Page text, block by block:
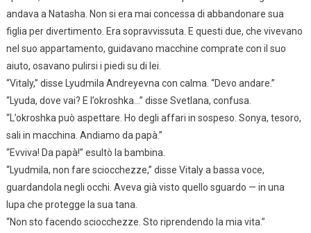
andava a Natasha. Non si era mai concessa di abbandonare sua
figlia per divertimento. Era sopravvissuta. E questi due, che vivevano
nel suo appartamento, guidavano macchine comprate con il suo
aiuto, osavano pulirsi i piedi su di lei.
“Vitaly,” disse Lyudmila Andreyevna con calma. “Devo andare.”
“Lyuda, dove vai? E l’okroshka…” disse Svetlana, confusa.
“L’okroshka può aspettare. Ho degli affari in sospeso. Sonya, tesoro,
sali in macchina. Andiamo da papà.”
“Evviva! Da papà!” esultò la bambina.
“Lyudmila, non fare sciocchezze,” disse Vitaly a bassa voce,
guardandola negli occhi. Aveva già visto quello sguardo — in una
lupa che protegge la sua tana.
“Non sto facendo sciocchezze. Sto riprendendo la mia vita.”